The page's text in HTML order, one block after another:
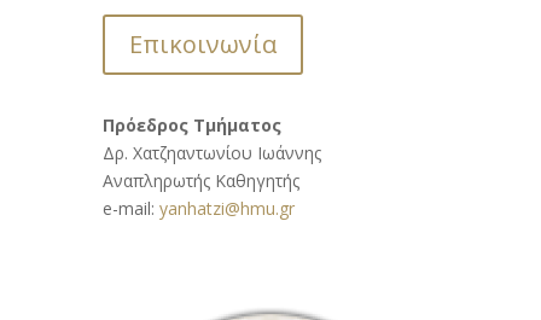
Επικοινωνία
Πρόεδρος Τμήματος
Δρ. Χατζηαντωνίου Ιωάννης
Αναπληρωτής Καθηγητής
e-mail: yanhatzi@hmu.gr